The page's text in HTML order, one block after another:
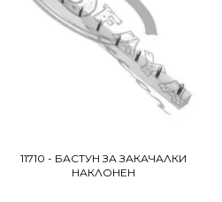
11710 - БАСТУН ЗА ЗАКАЧАЛКИ
НАКЛОНЕН